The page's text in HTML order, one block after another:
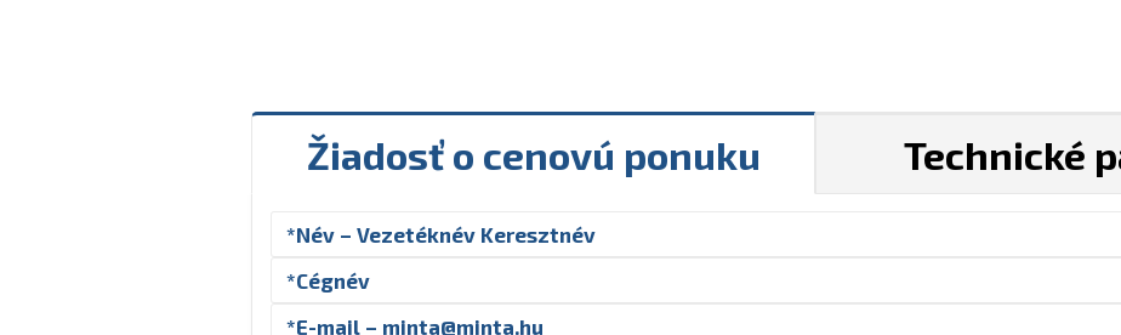
Žiadosť o cenovú ponuku Technické